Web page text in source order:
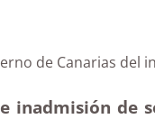
de Canarias
inadmisión de